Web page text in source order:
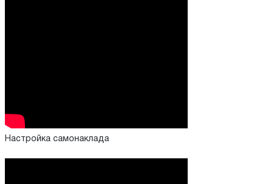
Настройка самонаклада